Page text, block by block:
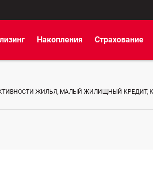
Накопления Страхование
ЖИЛЬЯ, МАЛЫЙ ЖИЛИЩНЫЙ КРЕДИТ,